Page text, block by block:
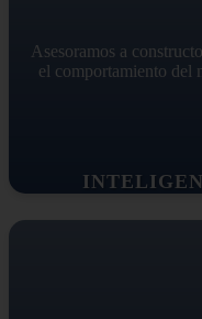
Asesoramos a
el comportamiento del